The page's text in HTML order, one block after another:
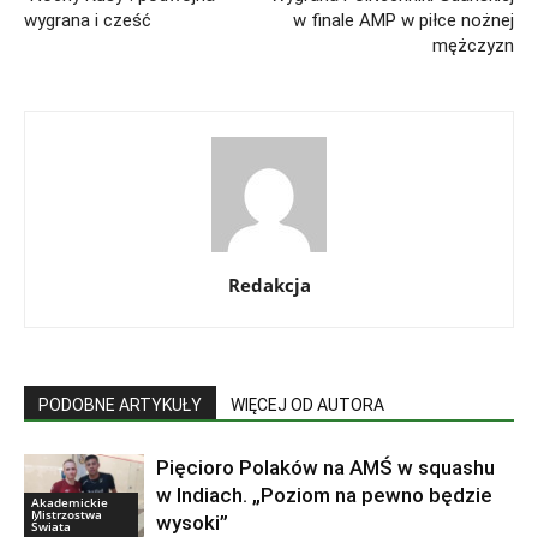
wygrana i cześć
w finale AMP w piłce nożnej
mężczyzn
Redakcja
PODOBNE ARTYKUŁY WIĘCEJ OD AUTORA
Akademickie
Mistrzostwa
Świata
Pięcioro Polaków na AMŚ w squashu
w Indiach. „Poziom na pewno będzie
wysoki”